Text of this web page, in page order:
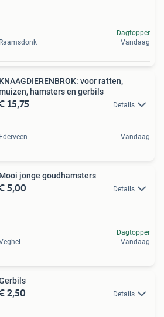
Raamsdonk
Dagtopper
Vandaag
KNAAGDIERENBROK: voor ratten,
hamsters en gerbils
15,75 Details
Ederveen Vandaag
Mooi jonge goudhamsters
5,00 Details
Dagtopper
Vandaag
2,50 Details